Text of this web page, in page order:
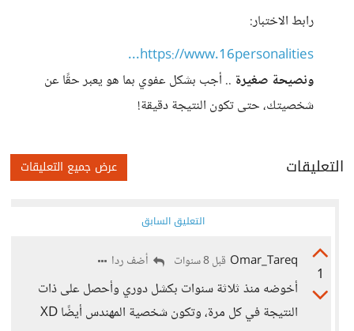
رابط الاختبار:
https://www.16personalities...
ونصيحة صغيرة .. أجب بشكل عفوي بما هو يعبر حقًا عن
شخصيتك، حتى تكون النتيجة دقيقة!
التعليقات عرض جميع التعليقات
التعليق السابق
1
Omar_Tareq قبل 8 سنوات أضف ردا
أخوضه منذ ثلاثة سنوات بكشل دوري وأحصل على ذات
النتيجة في كل مرة، وتكون شخصية المهندس أيضًا XD